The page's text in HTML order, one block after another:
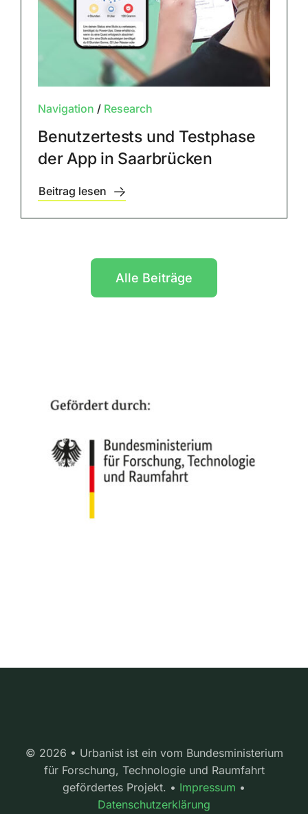
Navigation / Research
Benutzertests und Testphase
der App in Saarbrücken
Beitrag lesen
Alle Beiträge
© 2026 • Urbanist ist ein vom Bundesministerium
für Forschung, Technologie und Raumfahrt
gefördertes Projekt. • Impressum •
Datenschutzerklärung